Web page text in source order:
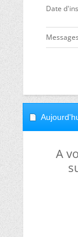
Date
Messages
A